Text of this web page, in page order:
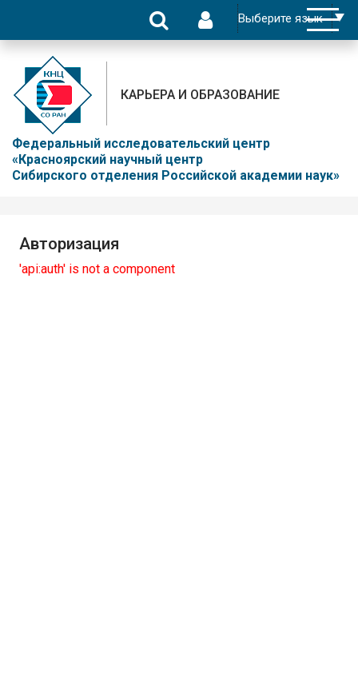
Федеральный исследовательский центр
«Красноярский научный центр
Сибирского отделения Российской академии наук»
КАРЬЕРА И ОБРАЗОВАНИЕ
Авторизация
'api:auth' is not a component